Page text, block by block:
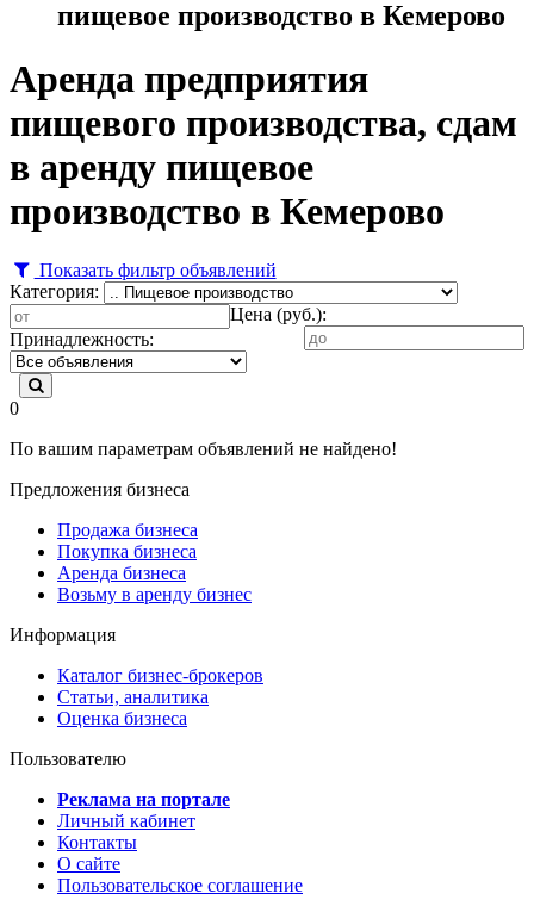
пищевое производство в Кемерово
Аренда предприятия
пищевого производства, сдам
в аренду пищевое
производство в Кемерово
Показать фильтр объявлений
Категория:
Цена (руб.):
Принадлежность:
0
По вашим параметрам объявлений не найдено!
Предложения бизнеса
Продажа бизнеса
Покупка бизнеса
Аренда бизнеса
Возьму в аренду бизнес
Информация
Каталог бизнес-брокеров
Статьи, аналитика
Оценка бизнеса
Пользователю
Реклама на портале
Личный кабинет
Контакты
О сайте
Пользовательское соглашение